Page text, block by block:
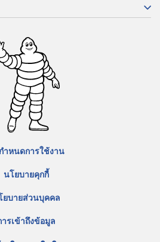
ำหนดการใช้งาน
นโยบายคุกกี้
ยบายส่วนบุคคล
ารเข้าถึงข้อมูล